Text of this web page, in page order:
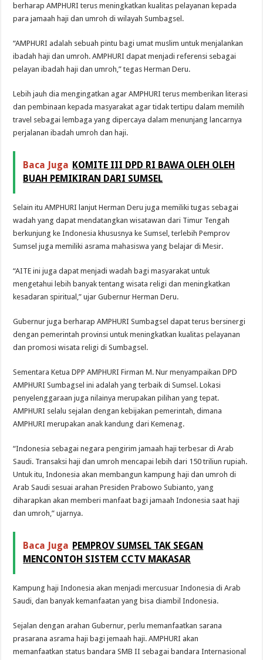
berharap AMPHURI terus meningkatkan kualitas pelayanan kepada
para jamaah haji dan umroh di wilayah Sumbagsel.
“AMPHURI adalah sebuah pintu bagi umat muslim untuk menjalankan
ibadah haji dan umroh. AMPHURI dapat menjadi referensi sebagai
pelayan ibadah haji dan umroh,” tegas Herman Deru.
Lebih jauh dia mengingatkan agar AMPHURI terus memberikan literasi
dan pembinaan kepada masyarakat agar tidak tertipu dalam memilih
travel sebagai lembaga yang dipercaya dalam menunjang lancarnya
perjalanan ibadah umroh dan haji.
Baca Juga KOMITE III DPD RI BAWA OLEH OLEH
BUAH PEMIKIRAN DARI SUMSEL
Selain itu AMPHURI lanjut Herman Deru juga memiliki tugas sebagai
wadah yang dapat mendatangkan wisatawan dari Timur Tengah
berkunjung ke Indonesia khususnya ke Sumsel, terlebih Pemprov
Sumsel juga memiliki asrama mahasiswa yang belajar di Mesir.
“AITE ini juga dapat menjadi wadah bagi masyarakat untuk
mengetahui lebih banyak tentang wisata religi dan meningkatkan
kesadaran spiritual,” ujar Gubernur Herman Deru.
Gubernur juga berharap AMPHURI Sumbagsel dapat terus bersinergi
dengan pemerintah provinsi untuk meningkatkan kualitas pelayanan
dan promosi wisata religi di Sumbagsel.
Sementara Ketua DPP AMPHURI Firman M. Nur menyampaikan DPD
AMPHURI Sumbagsel ini adalah yang terbaik di Sumsel. Lokasi
penyelenggaraan juga nilainya merupakan pilihan yang tepat.
AMPHURI selalu sejalan dengan kebijakan pemerintah, dimana
AMPHURI merupakan anak kandung dari Kemenag.
“Indonesia sebagai negara pengirim jamaah haji terbesar di Arab
Saudi. Transaksi haji dan umroh mencapai lebih dari 150 triliun rupiah.
Untuk itu, Indonesia akan membangun kampung haji dan umroh di
Arab Saudi sesuai arahan Presiden Prabowo Subianto, yang
diharapkan akan memberi manfaat bagi jamaah Indonesia saat haji
dan umroh,” ujarnya.
Baca Juga PEMPROV SUMSEL TAK SEGAN
MENCONTOH SISTEM CCTV MAKASAR
Kampung haji Indonesia akan menjadi mercusuar Indonesia di Arab
Saudi, dan banyak kemanfaatan yang bisa diambil Indonesia.
Sejalan dengan arahan Gubernur, perlu memanfaatkan sarana
prasarana asrama haji bagi jemaah haji. AMPHURI akan
memanfaatkan status bandara SMB II sebagai bandara Internasional